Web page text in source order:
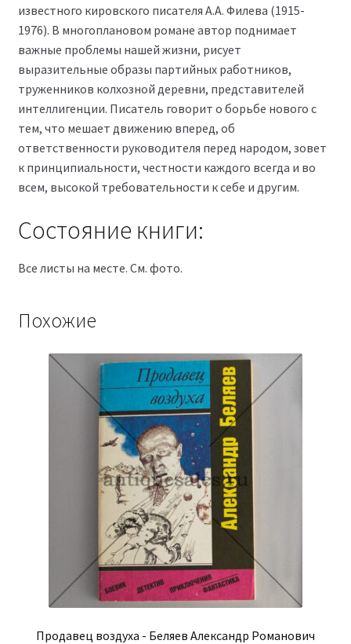
известного кировского писателя А.А. Филева (1915-
1976). В многоплановом романе автор поднимает
важные проблемы нашей жизни, рисует
выразительные образы партийных работников,
труженников колхозной деревни, представителей
интеллигенции. Писатель говорит о борьбе нового с
тем, что мешает движению вперед, об
ответственности руководителя перед народом, зовет
к принципиальности, честности каждого всегда и во
всем, высокой требовательности к себе и другим.
Состояние книги:
Все листы на месте. См. фото.
Похожие
Продавец воздуха - Беляев Александр Романович